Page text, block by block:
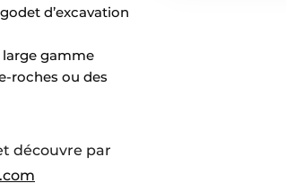
d’excavation
large gamme
roches ou des
découvre par